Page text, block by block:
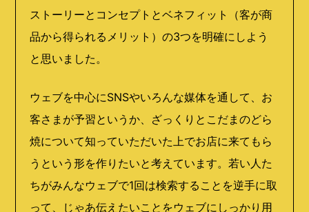
ストーリーとコンセプトとベネフィット（客が商
品から得られるメリット）の3つを明確にしよう
と思いました。
ウェブを中心にSNSやいろんな媒体を通して、お
客さまが予習というか、ざっくりとこだまのどら
焼について知っていただいた上でお店に来てもら
うという形を作りたいと考えています。若い人た
ちがみんなウェブで1回は検索することを逆手に取
って、じゃあ伝えたいことをウェブにしっかり用